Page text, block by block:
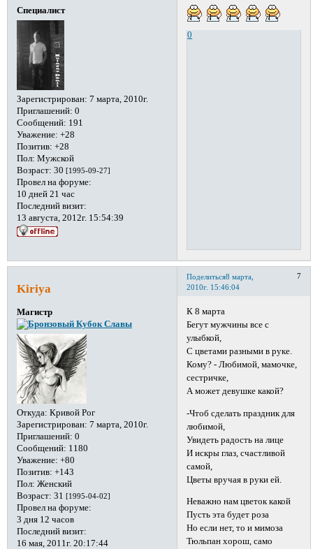
Специалист
Зарегистрирован: 7 марта, 2010г.
Приглашений: 0
Сообщений: 191
Уважение: +28
Позитив: +28
Пол: Мужской
Возраст: 30 [1995-09-27]
Провел на форуме:
10 дней 21 час
Последний визит:
13 августа, 2012г. 15:54:39
0
Поделиться 7
8 марта,
2010г. 15:46:04
Kiriya
Магистр
Откуда: Кривой Рог
Зарегистрирован: 7 марта, 2010г.
Приглашений: 0
Сообщений: 1180
Уважение: +80
Позитив: +143
Пол: Женский
Возраст: 31 [1995-04-02]
Провел на форуме:
3 дня 12 часов
Последний визит:
16 мая, 2011г. 20:17:44
К 8 марта
Бегут мужчины все с
улыбкой,
С цветами разными в руке.
Кому? - Любимой, мамочке,
сестричке,
А может девушке какой?
-Чтоб сделать праздник для
любимой,
Увидеть радость на лице
И искры глаз, счастливой
самой,
Цветы вручая в руки ей.
Неважно нам цветок какой
Пусть эта будет роза
Но если нет, то и мимоза
Тюльпан хорош, само